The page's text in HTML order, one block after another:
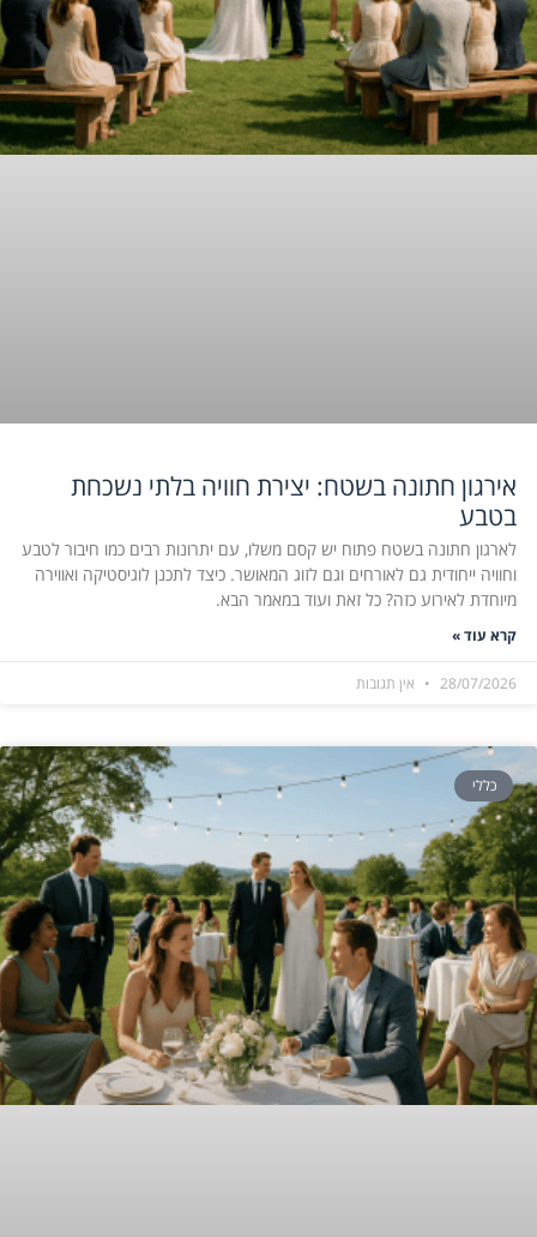
אירגון חתונה בשטח: יצירת חוויה בלתי נשכחת
בטבע
לארגון חתונה בשטח פתוח יש קסם משלו, עם יתרונות רבים כמו חיבור לטבע
וחוויה ייחודית גם לאורחים וגם לזוג המאושר. כיצד לתכנן לוגיסטיקה ואווירה
מיוחדת לאירוע כזה? כל זאת ועוד במאמר הבא.
קרא עוד »
28/07/2026 אין תגובות
כללי